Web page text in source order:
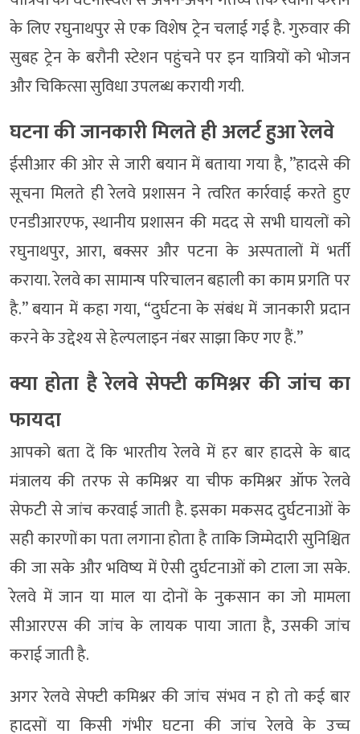
के लिए रघुनाथपुर से एक विशेष ट्रेन चलाई गई है. गुरुवार की
सुबह ट्रेन के बरौनी स्टेशन पहुंचने पर इन यात्रियों को भोजन
और चिकित्सा सुविधा उपलब्ध करायी गयी.
घटना की जानकारी मिलते ही अलर्ट हुआ रेलवे
ईसीआर की ओर से जारी बयान में बताया गया है, ”हादसे की
सूचना मिलते ही रेलवे प्रशासन ने त्वरित कार्रवाई करते हुए
एनडीआरएफ, स्थानीय प्रशासन की मदद से सभी घायलों को
रघुनाथपुर, आरा, बक्सर और पटना के अस्पतालों में भर्ती
कराया. रेलवे का सामान्ष परिचालन बहाली का काम प्रगति पर
है.” बयान में कहा गया, “दुर्घटना के संबंध में जानकारी प्रदान
करने के उद्देश्य से हेल्पलाइन नंबर साझा किए गए हैं.”
क्या होता है रेलवे सेफ्टी कमिश्नर की जांच का
फायदा
आपको बता दें कि भारतीय रेलवे में हर बार हादसे के बाद
मंत्रालय की तरफ से कमिश्नर या चीफ कमिश्नर ऑफ रेलवे
सेफटी से जांच करवाई जाती है. इसका मकसद दुर्घटनाओं के
सही कारणों का पता लगाना होता है ताकि जिम्मेदारी सुनिश्चित
की जा सके और भविष्य में ऐसी दुर्घटनाओं को टाला जा सके.
रेलवे में जान या माल या दोनों के नुकसान का जो मामला
सीआरएस की जांच के लायक पाया जाता है, उसकी जांच
कराई जाती है.
अगर रेलवे सेफ्टी कमिश्नर की जांच संभव न हो तो कई बार
हादसों या किसी गंभीर घटना की जांच रेलवे के उच्च